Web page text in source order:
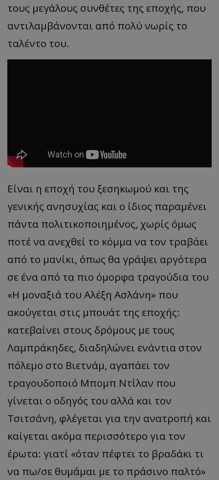
τους μεγάλους συνθέτες της εποχής, που
αντιλαμβάνονται από πολύ νωρίς το
ταλέντο του.
Είναι η εποχή του ξεσηκωμού και της
γενικής ανησυχίας και ο ίδιος παραμένει
πάντα πολιτικοποιημένος, χωρίς όμως
ποτέ να ανεχθεί το κόμμα να τον τραβάει
από το μανίκι, όπως θα γράψει αργότερα
σε ένα από τα πιο όμορφα τραγούδια του
«Η μοναξιά του Αλέξη Ασλάνη» που
ακούγεται στις μπουάτ της εποχής:
κατεβαίνει στους δρόμους με τους
Λαμπράκηδες, διαδηλώνει ενάντια στον
πόλεμο στο Βιετνάμ, αγαπάει τον
τραγουδοποιό Μπομπ Ντίλαν που
γίνεται ο οδηγός του αλλά και τον
Τσιτσάνη, φλέγεται για την ανατροπή και
καίγεται ακόμα περισσότερο για τον
έρωτα: γιατί «όταν πέφτει το βραδάκι τι
να πω/σε θυμάμαι με το πράσινο παλτό»